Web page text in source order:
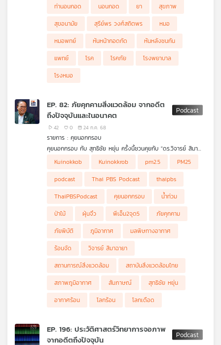
ท่านอนกอด
นอนกอด ยา
สุขภาพ
สุขอนามัย
สุรีย์พร วงศ์สถิตพร
หมอ
หมอพทย์
หันหน้ากอดกัด
หันหลังชนกัน
แพทย์
โรค โรคภัย
โรงพยาบาล
โรงหมอ
EP. 82: ภัยคุกคามสิ่งแวดล้อม จากอดีต
ถึงปัจจุบันและในอนาคต
42 0 24 ก.ค. 68
รายการ : คุยนอกกรอบ
คุยนอกกรอบ กับ สุทธิชัย หยุ่น ครั้งนี้ชวนคุยกับ "ดร.วิจารย์ สิมา
แวดล้อมของประเทศไทย การเชื่อมต่อระหว่างภาครัฐ เอกชน และ
ประชาสังคม เพื่อร่วมกันแก้ปัญหาสิ่งแวดล้อม และการประสานความ
ร่วมมือกับประเทศเพื่อนบ้าน ฟังได้ในรายการ #คุยนอกกรอบ ค่ะ
Kuinokkob Kuinokkrob pm2.5
PM25
podcast
Thai PBS Podcast
thaipbs
ThaiPBSPodcast
คุยนอกกรอบ
น้ำท่วม
ป่าไม้
ฝุ่นจิ๋ว พีเอ็ม2จุด5
ภัยคุกคาม
ภัยพิบัติ
ภูมิอากาศ
มลพิษทางอากาศ
ร้อนจัด
วิจารย์ สิมาฉายา
สถานการณ์สิ่งแวดล้อม
สถาบันสิ่งแวดล้อมไทย
สภาพภูมิอากาศ
สัมภาษณ์
สุทธิชัย หยุ่น
อากาศร้อน
โลกร้อน โลกเดือด
EP. 196: ประวัติศาสตร์วิทยาการจอภาพ
จากอดีตถึงปัจจุบัน